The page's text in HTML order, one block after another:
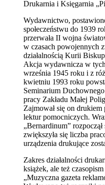
Drukarnia i Księgarnia
Wydawnictwo,
społeczeństwu do 1939
przerwała II wojna
w czasach powojennych
działalnością Kurii
Akcja wydawnicza w
września 1945 roku i z
kwietniu 1993 roku
Seminarium
pracy Zakładu Małej
Zajmował się on
lektur pomocniczych.
„Bernardinum”
zwiększyła się liczba
urządzenia drukujące
Zakres działalności
książek, ale też
„Muzyczna gazeta